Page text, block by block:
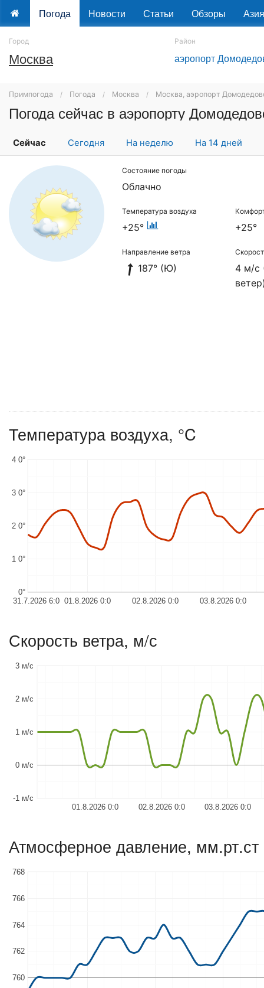
Погода Новости Статьи Обзоры Азия
Город
Москва
Район
аэропорт
Примпогода Погода Москва Москва, аэропорт
Погода сейчас в аэропорту
Сейчас Сегодня На неделю На 14 дней
Состояние погоды
Облачно
Температура воздуха
+25° +25°
Направление ветра
187° (Ю)
4 м/с
Температура воздуха, °C
01.8.2026 0:0 02.8.2026 0:0 03.8.2026 0:0
31.7.2026 6:0
0°
1 0°
2 0°
3 0°
4 0°
Скорость ветра, м/с
01.8.2026 0:0 02.8.2026 0:0 03.8.2026 0:0
-1 м/с
0 м/с
1 м/с
2 м/с
3 м/с
Атмосферное давление, мм.рт.ст
760
762
764
766
768